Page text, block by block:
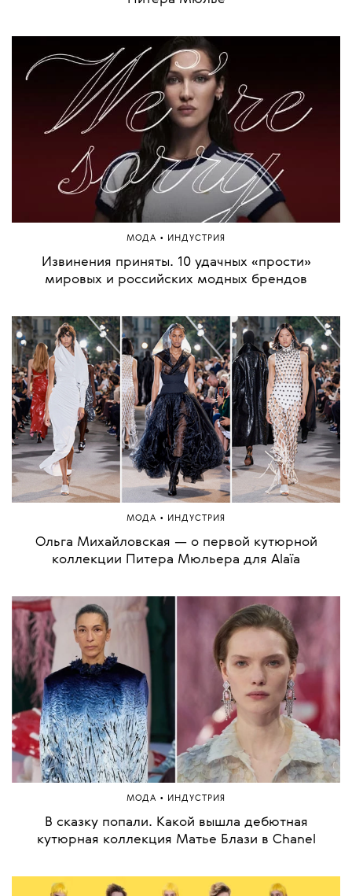
МОДА • ИНДУСТРИЯ
Извинения приняты. 10 удачных «прости»
мировых и российских модных брендов
МОДА • ИНДУСТРИЯ
Ольга Михайловская — о первой кутюрной
коллекции Питера Мюльера для Alaïa
МОДА • ИНДУСТРИЯ
В сказку попали. Какой вышла дебютная
кутюрная коллекция Матье Блази в Chanel